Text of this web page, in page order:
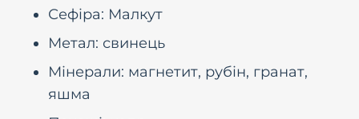
Сефіра: Малкут
Метал: свинець
Мінерали: магнетит, рубін, гранат,
яшма